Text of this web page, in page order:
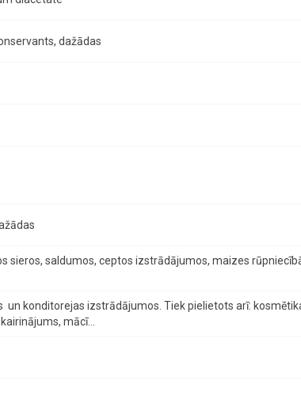
dažādas
sieros, saldumos, ceptos izstrādājumos, maizes
konditorejas izstrādājumos. Tiek pielietots arī:
mācī...